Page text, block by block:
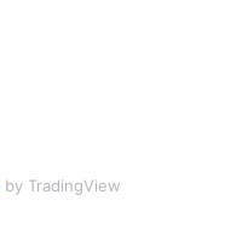
by TradingView